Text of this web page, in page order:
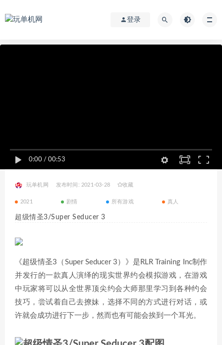
登录
0:00 / 00:53
玩单机网 发布时间: 2021-03-28 收藏
2021 剧情 所有游戏 真人
超级情圣3/Super Seducer 3
《超级情圣3（Super Seducer 3）》是RLR Training Inc制作
并发行的一款真人演绎的现实世界约会模拟游戏，在游戏
中玩家将可以从全世界顶尖约会大师那里学习到各种约会
技巧，尝试着自己去撩妹，选择不同的方式进行对话，或
许就会成功进行下一步，然而也有可能会挨到一个耳光。